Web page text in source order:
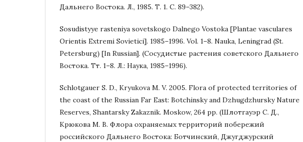
Дальнего Востока. Л., 1985. Т. 1. С. 89–382).
Sosudistyye rasteniya sovetskogo Dalnego Vostoka [Plantae vasculares
Orientis Extremi Sovietici]. 1985–1996. Vol. 1–8. Nauka, Leningrad (St.
Petersburg) [In Russian]. (Сосудистые растения советского Дальнего
Востока. Тт. 1–8. Л.: Наука, 1985–1996).
Schlotgauer S. D., Kryukova M. V. 2005. Flora of protected territories of
the coast of the Russian Far East: Botchinsky and Dzhugdzhursky Nature
Reserves, Shantarsky Zakaznik. Moskow, 264 pp. (Шлотгауэр С. Д.,
Крюкова М. В. Флора охраняемых территорий побережий
российского Дальнего Востока: Ботчинский, Джугджурский